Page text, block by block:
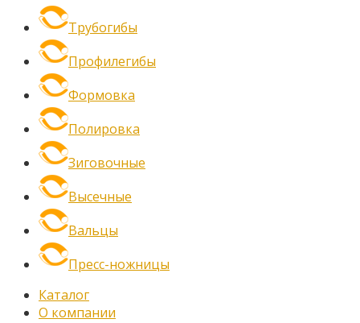
Трубогибы
Профилегибы
Формовка
Полировка
Зиговочные
Высечные
Вальцы
Пресс-ножницы
Каталог
О компании